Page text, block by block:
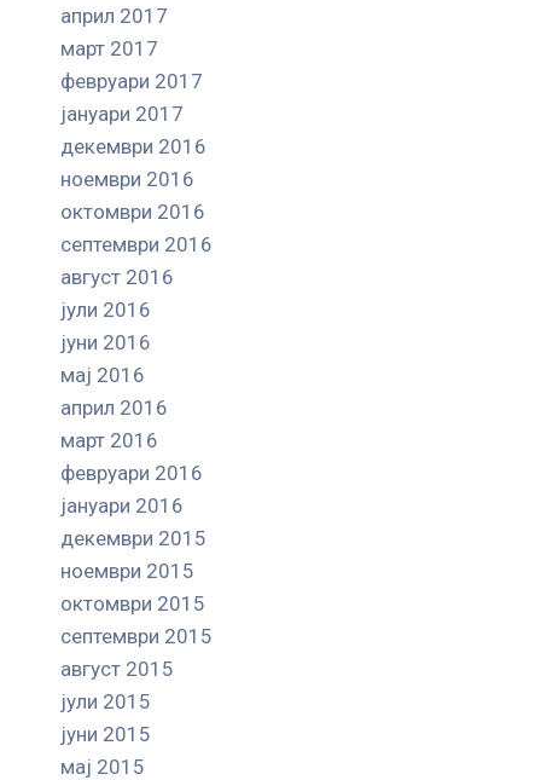
април 2017
март 2017
февруари 2017
јануари 2017
декември 2016
ноември 2016
октомври 2016
септември 2016
август 2016
јули 2016
јуни 2016
мај 2016
април 2016
март 2016
февруари 2016
јануари 2016
декември 2015
ноември 2015
октомври 2015
септември 2015
август 2015
јули 2015
јуни 2015
мај 2015